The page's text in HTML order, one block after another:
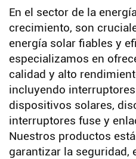
En el sector de la
crecimiento, son
energía solar fiables y
especializamos en
calidad y alto
incluyendo
dispositivos solares,
interruptores fuse y
Nuestros productos
garantizar la seguridad,